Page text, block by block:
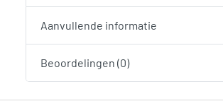
Aanvullende informatie
Beoordelingen (0)